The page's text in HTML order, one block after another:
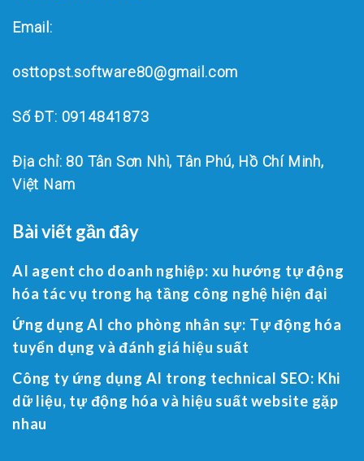
Email:
osttopst.software80@gmail.com
Số ĐT: 0914841873
Địa chỉ: 80 Tân Sơn Nhì, Tân Phú, Hồ Chí Minh,
Việt Nam
Bài viết gần đây
AI agent cho doanh nghiệp: xu hướng tự động
hóa tác vụ trong hạ tầng công nghệ hiện đại
Ứng dụng AI cho phòng nhân sự: Tự động hóa
tuyển dụng và đánh giá hiệu suất
Công ty ứng dụng AI trong technical SEO: Khi
dữ liệu, tự động hóa và hiệu suất website gặp
nhau